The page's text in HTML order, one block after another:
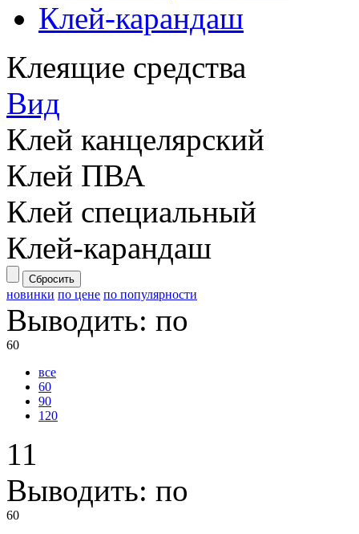
Клей-карандаш
Клеящие средства
Вид
Клей канцелярский
Клей ПВА
Клей специальный
Клей-карандаш
Сбросить
новинки по цене по популярности
Выводить: по
60
все
60
90
120
11
Выводить: по
60